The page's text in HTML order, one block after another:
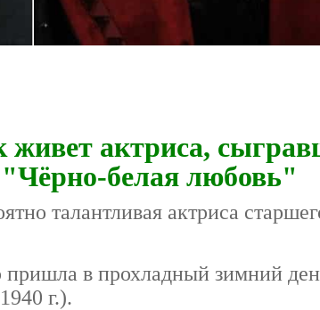
актриса,
"Чёрно-белая любовь"
талантливая актриса
в прохладный зимний
г.).